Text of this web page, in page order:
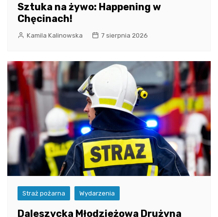
Sztuka na żywo: Happening w
Chęcinach!
Kamila Kalinowska 7 sierpnia 2026
Straż pożarna Wydarzenia
Daleszycka Młodzieżowa Drużyna